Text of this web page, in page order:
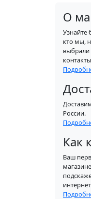
О
Узнайте
кто мы,
России.
Как
Ваш